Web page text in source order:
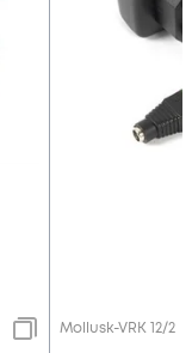
Mollusk-VRK 12/2